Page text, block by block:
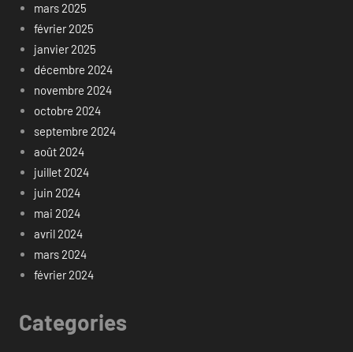
mars 2025
février 2025
janvier 2025
décembre 2024
novembre 2024
octobre 2024
septembre 2024
août 2024
juillet 2024
juin 2024
mai 2024
avril 2024
mars 2024
février 2024
Categories